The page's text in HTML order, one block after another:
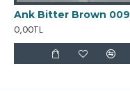
Ank Bitter Brown 009
0,00TL